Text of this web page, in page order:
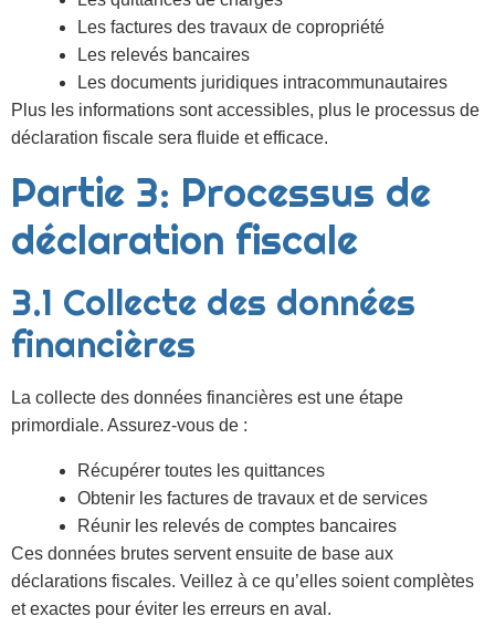
Les factures des travaux de copropriété
Les relevés bancaires
Les documents juridiques intracommunautaires
Plus les informations sont accessibles, plus le processus de
déclaration fiscale sera fluide et efficace.
Partie 3: Processus de
déclaration fiscale
3.1 Collecte des données
financières
La collecte des données financières est une étape
primordiale. Assurez-vous de :
Récupérer toutes les quittances
Obtenir les factures de travaux et de services
Réunir les relevés de comptes bancaires
Ces données brutes servent ensuite de base aux
déclarations fiscales. Veillez à ce qu’elles soient complètes
et exactes pour éviter les erreurs en aval.